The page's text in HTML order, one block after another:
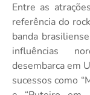
Entre as
referência do
banda
influências
desembarca em
sucessos como